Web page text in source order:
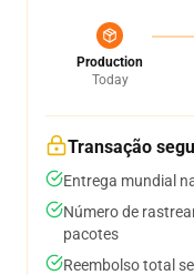
Production
Today
Transação
Entrega mundial
Número de
pacotes
Reembolso total